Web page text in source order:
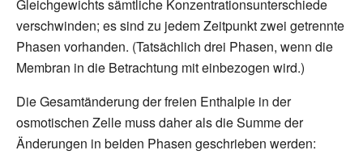
Gleichgewichts sämtliche Konzentrationsunterschiede
verschwinden; es sind zu jedem Zeitpunkt zwei getrennte
Phasen vorhanden. (Tatsächlich drei Phasen, wenn die
Membran in die Betrachtung mit einbezogen wird.)
Die Gesamtänderung der freien Enthalpie in der
osmotischen Zelle muss daher als die Summe der
Änderungen in beiden Phasen geschrieben werden: